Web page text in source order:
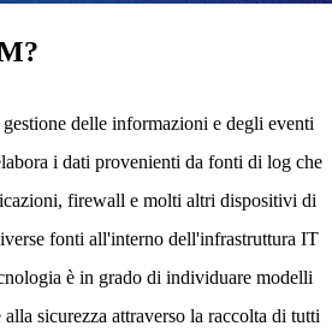
delle informazioni e degli eventi
i dati provenienti da fonti di log che
firewall e molti altri dispositivi di
fonti all'interno dell'infrastruttura IT
è in grado di individuare modelli
sicurezza attraverso la raccolta di tutti